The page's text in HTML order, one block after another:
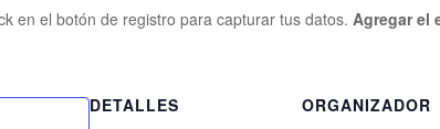
en el botón de registro para capturar tus datos. Agregar el
DETALLES ORGANIZADOR